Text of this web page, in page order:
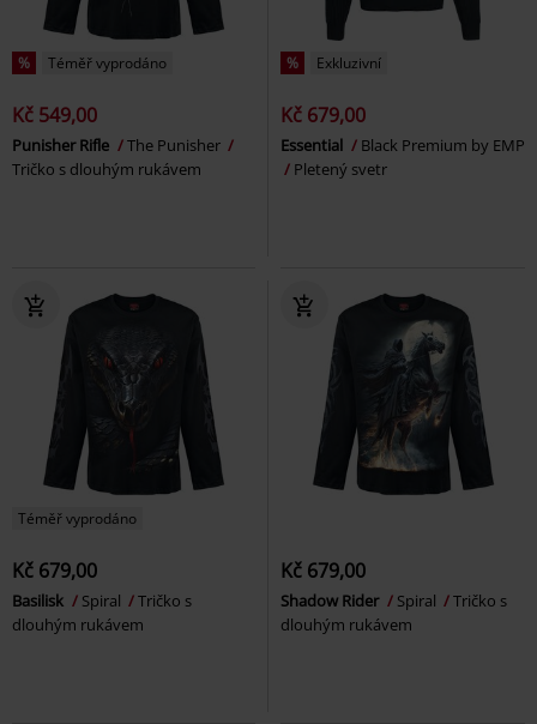
% Téměř vyprodáno
Kč 549,00
Punisher Rifle
The Punisher
Tričko s dlouhým rukávem
% Exkluzivní
Kč 679,00
Essential
Black Premium by EMP
Pletený svetr
Téměř vyprodáno
Kč 679,00
Basilisk Spiral
Tričko s
dlouhým rukávem
Kč 679,00
Shadow Rider Spiral
Tričko s
dlouhým rukávem